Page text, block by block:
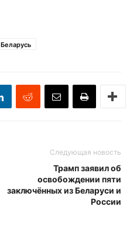
Беларусь
Следующая новость
Трамп заявил об
освобождении пяти
заключённых из Беларуси и
России